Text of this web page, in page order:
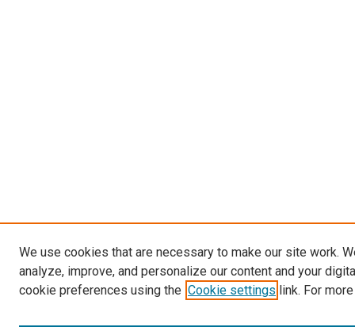
We use cookies that are necessary to make our site work.
analyze, improve, and personalize our content and your
cookie preferences using the Cookie settings link. For